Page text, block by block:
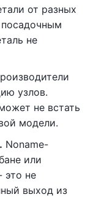
от разных
не
узлов.
не встать
модели.
Noname-
или
это не
выход из